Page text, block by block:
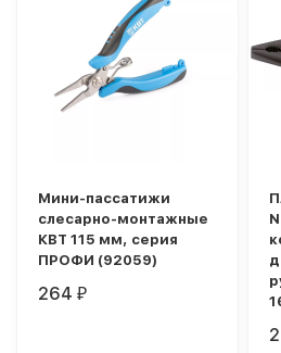
Мини-пассатижи
слесарно-монтажные
КВТ 115 мм, серия
ПРОФИ (92059)
264₽